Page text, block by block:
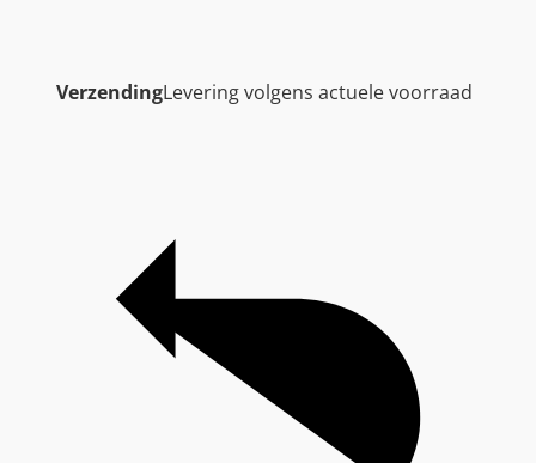
VerzendingLevering volgens actuele voorraad